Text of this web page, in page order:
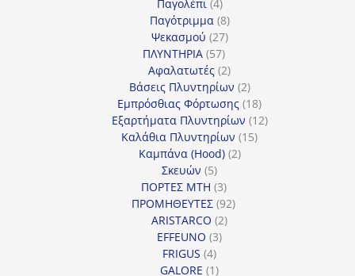
Παγολέπι 4
προϊόντα
Παγότριμμα 88
προϊόντα
Ψεκασμού 2727
προϊόντα
ΠΛΥΝΤΗΡΙΑ 5757
προϊόντα
Αφαλατωτές 22
προϊόντα
Βάσεις Πλυντηρίων 22
προϊόντα
Εμπρόσθιας Φόρτωσης 1818
προϊόντα
Εξαρτήματα Πλυντηρίων 1212
Καλάθια Πλυντηρίων 1515
Καμπάνα (Hood) 22
Σκευών 55
προϊόντα
ΠΟΡΤΕΣ MTH 33
προϊόντα
ΠΡΟΜΗΘΕΥΤΕΣ 9292
ARISTARCO 22
EFFEUNO 33
FRIGUS 44
προϊόντα
GALORE 11